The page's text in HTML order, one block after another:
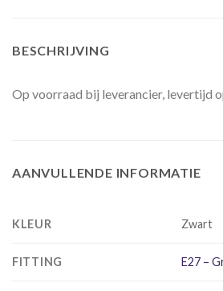
BESCHRIJVING
Op voorraad bij leverancier, levertijd
AANVULLENDE INFORMATIE
KLEUR Zwart
FITTING E27 –